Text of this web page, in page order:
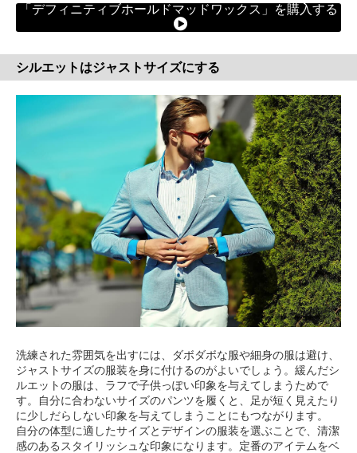
「デフィニティブホールドマッドワックス」を購入する
シルエットはジャストサイズにする
洗練された雰囲気を出すには、ダボダボな服や細身の服は避け、
ジャストサイズの服装を身に付けるのがよいでしょう。緩んだシ
ルエットの服は、ラフで子供っぽい印象を与えてしまうためで
す。自分に合わないサイズのパンツを履くと、足が短く見えたり
に少しだらしない印象を与えてしまうことにもつながります。
自分の体型に適したサイズとデザインの服装を選ぶことで、清潔
感のあるスタイリッシュな印象になります。定番のアイテムをベ